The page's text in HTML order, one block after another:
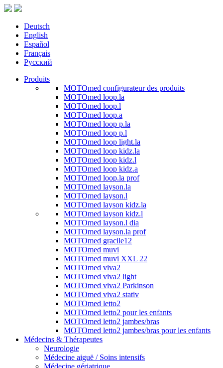
Deutsch
English
Español
Français
Русский
Produits
MOTOmed configurateur des produits
MOTOmed loop.la
MOTOmed loop.l
MOTOmed loop.a
MOTOmed loop p.la
MOTOmed loop p.l
MOTOmed loop light.la
MOTOmed loop kidz.la
MOTOmed loop kidz.l
MOTOmed loop kidz.a
MOTOmed loop.la prof
MOTOmed layson.la
MOTOmed layson.l
MOTOmed layson kidz.la
MOTOmed layson kidz.l
MOTOmed layson.l dia
MOTOmed layson.la prof
MOTOmed gracile12
MOTOmed muvi
MOTOmed muvi XXL 22
MOTOmed viva2
MOTOmed viva2 light
MOTOmed viva2 Parkinson
MOTOmed viva2 stativ
MOTOmed letto2
MOTOmed letto2 pour les enfants
MOTOmed letto2 jambes/bras
MOTOmed letto2 jambes/bras pour les enfants
Médecins & Thérapeutes
Neurologie
Médecine aiguë / Soins intensifs
Médecine gériatrique